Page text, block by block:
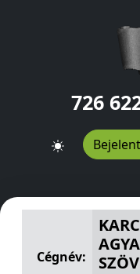
726
KARCAGI
Cégnév: